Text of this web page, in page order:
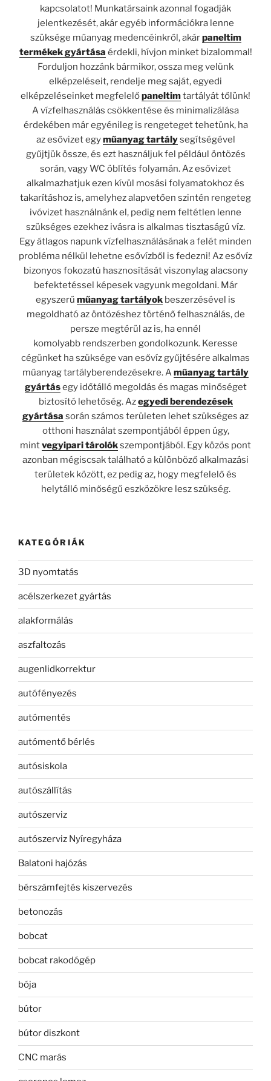
kapcsolatot! Munkatársaink azonnal fogadják
jelentkezését, akár egyéb információkra lenne
szüksége műanyag medencéinkről, akárpaneltim
termékek gyártása érdekli, hívjon minket bizalommal!
Forduljon hozzánk bármikor, ossza meg velünk
elképzeléseit, rendelje meg saját, egyedi
elképzeléseinket megfelelőpaneltimtartályát tőlünk!
A vízfelhasználás csökkentése és minimalizálása
érdekében már egyénileg is rengeteget tehetünk, ha
az esővizet egyműanyag tartálysegítségével
gyűjtjük össze, és ezt használjuk fel például öntözés
során, vagy WC öblítés folyamán. Az esővizet
alkalmazhatjuk ezen kívül mosási folyamatokhoz és
takarításhoz is, amelyhez alapvetően szintén rengeteg
ivóvizet használnánk el, pedig nem feltétlen lenne
szükséges ezekhez ivásra is alkalmas tisztaságú víz.
Egy átlagos napunk vízfelhasználásának a felét minden
probléma nélkül lehetne esővízből is fedezni! Az esővíz
bizonyos fokozatú hasznosítását viszonylag alacsony
befektetéssel képesek vagyunk megoldani. Már
egyszerű műanyag tartályok beszerzésével is
megoldható az öntözéshez történő felhasználás, de
persze megtérül az is, ha ennél
komolyabb rendszerben gondolkozunk. Keresse
cégünket ha szüksége van esővíz gyűjtésére alkalmas
műanyag tartályberendezésekre. Aműanyag tartály
gyártásegy időtálló megoldás és magas minőséget
biztosító lehetőség. Azegyedi berendezések
gyártása során számos területen lehet szükséges az
otthoni használat szempontjából éppen úgy,
mintvegyipari tárolókszempontjából. Egy közös pont
azonban mégiscsak található a különböző alkalmazási
területek között, ez pedig az, hogy megfelelő és
helytálló minőségű eszközökre lesz szükség.
KATEGÓRIÁK
3D nyomtatás
acélszerkezet gyártás
alakformálás
aszfaltozás
augenlidkorrektur
autófényezés
autómentés
autómentő bérlés
autósiskola
autószállítás
autószerviz
autószerviz Nyíregyháza
Balatoni hajózás
bérszámfejtés kiszervezés
betonozás
bobcat
bobcat rakodógép
bója
bútor
bútor diszkont
CNC marás